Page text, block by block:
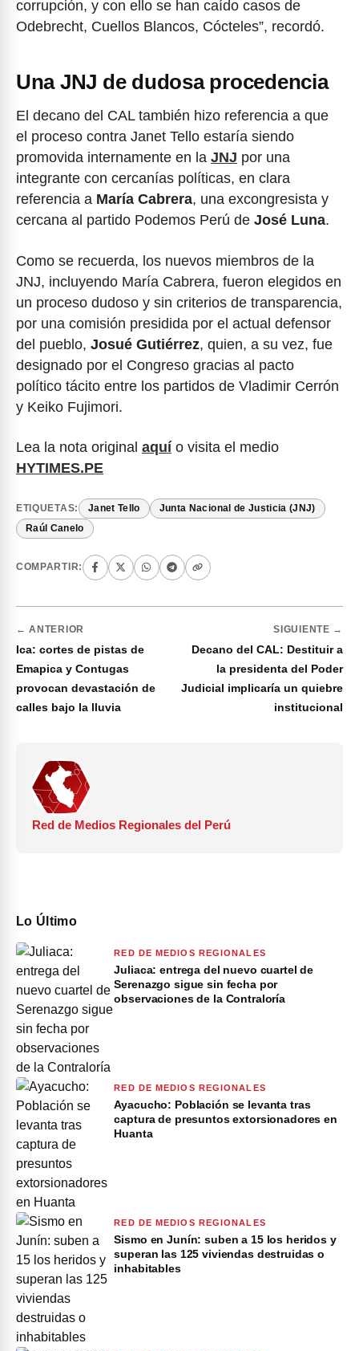
corrupción, y con ello se han caído casos de
Odebrecht, Cuellos Blancos, Cócteles”, recordó.
Una JNJ de dudosa procedencia
El decano del CAL también hizo referencia a que
el proceso contra Janet Tello estaría siendo
promovida internamente en la JNJ por una
integrante con cercanías políticas, en clara
referencia a María Cabrera, una excongresista y
cercana al partido Podemos Perú de José Luna.
Como se recuerda, los nuevos miembros de la
JNJ, incluyendo María Cabrera, fueron elegidos en
un proceso dudoso y sin criterios de transparencia,
por una comisión presidida por el actual defensor
del pueblo, Josué Gutiérrez, quien, a su vez, fue
designado por el Congreso gracias al pacto
político tácito entre los partidos de Vladimir Cerrón
y Keiko Fujimori.
Lea la nota original aquí o visita el medio
HYTIMES.PE
ETIQUETAS: Janet Tello Junta Nacional de Justicia (JNJ)
Raúl Canelo
COMPARTIR:
← ANTERIOR
Ica: cortes de pistas de
Emapica y Contugas
provocan devastación de
calles bajo la lluvia
SIGUIENTE →
Decano del CAL: Destituir a
la presidenta del Poder
Judicial implicaría un quiebre
institucional
Red de Medios Regionales del Perú
Lo Último
RED DE MEDIOS REGIONALES
Juliaca: entrega del nuevo cuartel de
Serenazgo sigue sin fecha por
observaciones de la Contraloría
RED DE MEDIOS REGIONALES
Ayacucho: Población se levanta tras
captura de presuntos extorsionadores en
Huanta
RED DE MEDIOS REGIONALES
Sismo en Junín: suben a 15 los heridos y
superan las 125 viviendas destruidas o
inhabitables